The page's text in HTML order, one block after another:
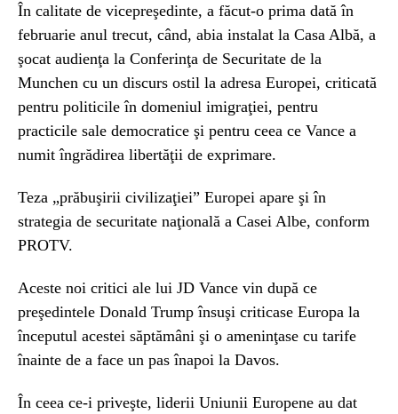
În calitate de vicepreşedinte, a făcut-o prima dată în
februarie anul trecut, când, abia instalat la Casa Albă, a
şocat audienţa la Conferinţa de Securitate de la
Munchen cu un discurs ostil la adresa Europei, criticată
pentru politicile în domeniul imigraţiei, pentru
practicile sale democratice şi pentru ceea ce Vance a
numit îngrădirea libertăţii de exprimare.
Teza „prăbuşirii civilizaţiei” Europei apare şi în
strategia de securitate naţională a Casei Albe, conform
PROTV.
Aceste noi critici ale lui JD Vance vin după ce
preşedintele Donald Trump însuşi criticase Europa la
începutul acestei săptămâni şi o ameninţase cu tarife
înainte de a face un pas înapoi la Davos.
În ceea ce-i priveşte, liderii Uniunii Europene au dat